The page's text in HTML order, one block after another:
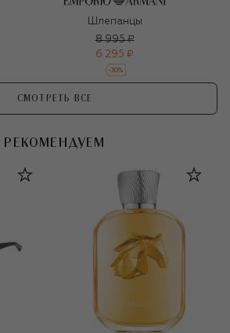
Шлепанцы
8 995 ₽
6 295 ₽
-30%
СМОТРЕТЬ ВСЕ
РЕКОМЕНДУЕМ